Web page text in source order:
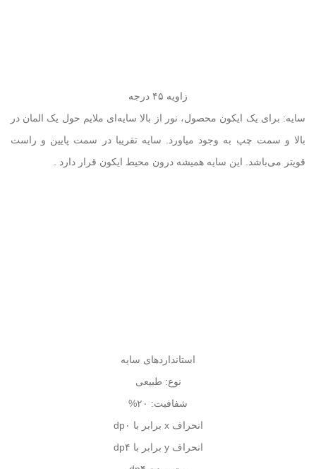
زاویه ۴۵ درجه
سایه: برای یک ایکون محصول، نور از بالا سایه‌ای ملایم حول یک المان در
بالا و سمت چپ به وجود میاورد. سایه تقریبا در سمت پایین و راست
قویتر می‌باشد. این سایه همیشه درون محیط ایکون قرار دارد
استاندارد‌های سایه
نوع: طبیعی
شفافیت: ۲۰%
انحراف x برابر با ۰
dp
انحراف y برابر با ۴
dp